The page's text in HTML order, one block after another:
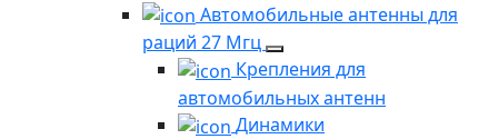
Автомобильные антенны для
раций 27 Мгц
Крепления для
автомобильных антенн
Динамики